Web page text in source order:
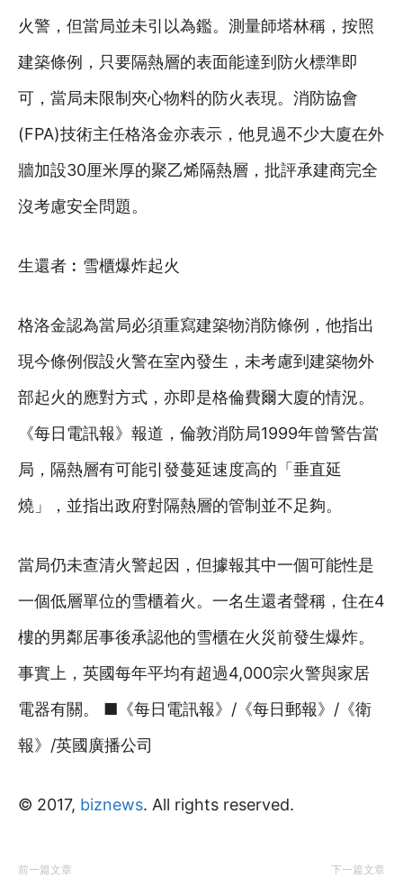
火警，但當局並未引以為鑑。測量師塔林稱，按照
建築條例，只要隔熱層的表面能達到防火標準即
可，當局未限制夾心物料的防火表現。消防協會
(FPA)技術主任格洛金亦表示，他見過不少大廈在外
牆加設30厘米厚的聚乙烯隔熱層，批評承建商完全
沒考慮安全問題。
生還者︰雪櫃爆炸起火
格洛金認為當局必須重寫建築物消防條例，他指出
現今條例假設火警在室內發生，未考慮到建築物外
部起火的應對方式，亦即是格倫費爾大廈的情況。
《每日電訊報》報道，倫敦消防局1999年曾警告當
局，隔熱層有可能引發蔓延速度高的「垂直延
燒」，並指出政府對隔熱層的管制並不足夠。
當局仍未查清火警起因，但據報其中一個可能性是
一個低層單位的雪櫃着火。一名生還者聲稱，住在4
樓的男鄰居事後承認他的雪櫃在火災前發生爆炸。
事實上，英國每年平均有超過4,000宗火警與家居
電器有關。 ■《每日電訊報》/《每日郵報》/《衛
報》/英國廣播公司
© 2017, biznews. All rights reserved.
前一篇文章 下一篇文章